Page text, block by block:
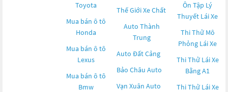
Toyota
Mua bán ô tô
Honda
Mua bán ô tô
Lexus
Mua bán ô tô
Bmw
Thế Giới Xe Chất
Auto Thành
Trung
Auto Đất Cảng
Bảo Châu Auto
Vạn Xuân Auto
Ôn Tập Lý
Thuyết Lái Xe
Thi Thử Mô
Phỏng Lái Xe
Thi Thử Lái Xe
Bằng A1
Thi Thử Lái Xe